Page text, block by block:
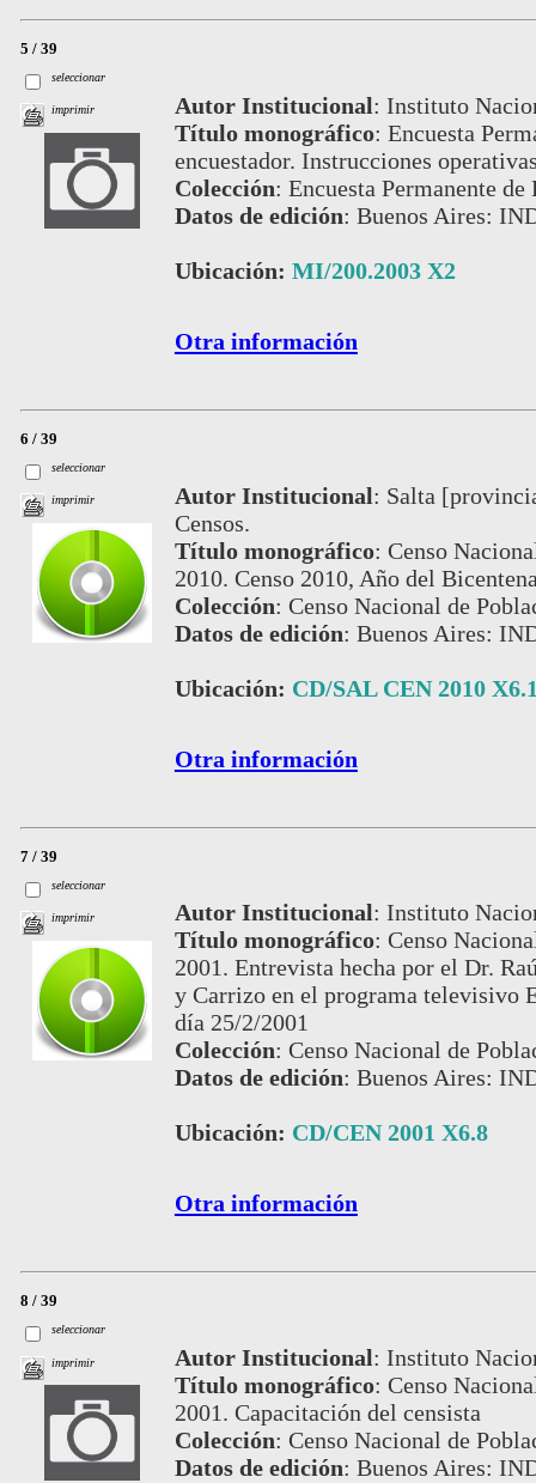
5 / 39
seleccionar
imprimir Autor Institucional: Instituto
Título monográfico: Encuesta
encuestador. Instrucciones
Colección: Encuesta Permanente de
Datos de edición: Buenos Aires:
Ubicación: MI/200.2003 X2
Otra información
6 / 39
seleccionar
imprimir Autor Institucional: Salta
Censos.
Título monográfico: Censo
2010. Censo 2010, Año del
Colección: Censo Nacional de
Datos de edición: Buenos Aires:
Ubicación: CD/SAL CEN 2010
Otra información
7 / 39
seleccionar
imprimir Autor Institucional: Instituto
Título monográfico: Censo
2001. Entrevista hecha por el Dr.
y Carrizo en el programa televisivo
día 25/2/2001
Colección: Censo Nacional de
Datos de edición: Buenos Aires:
Ubicación: CD/CEN 2001 X6.8
Otra información
8 / 39
seleccionar
imprimir Autor Institucional: Instituto
Título monográfico: Censo
2001. Capacitación del censista
Colección: Censo Nacional de
Datos de edición: Buenos Aires: